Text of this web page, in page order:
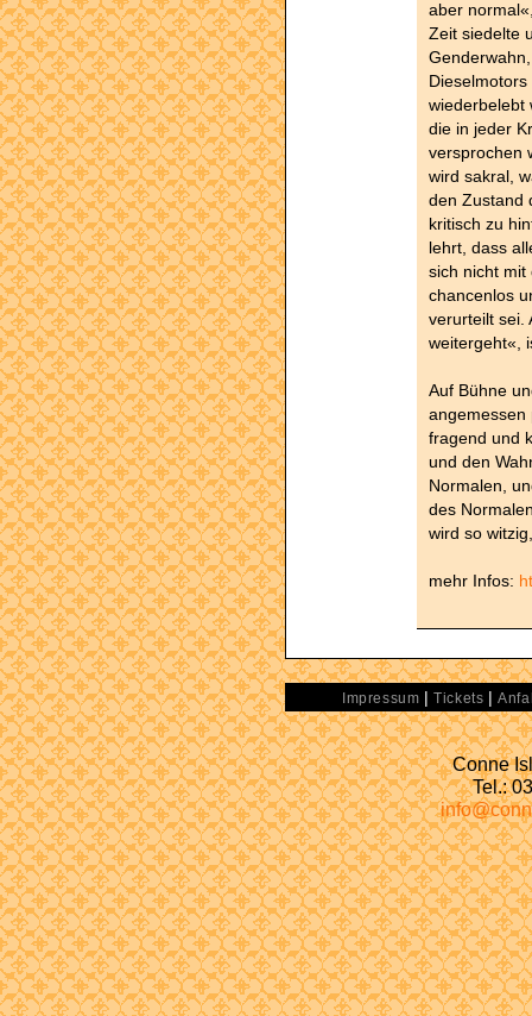
aber
Zeit siedelte
wiederbelebt
die in jeder
versprochen
wird sakral,
den Zustand
kritisch zu
lehrt, dass
sich nicht mit
chancenlos
verurteilt sei.
weitergeht«,
Auf Bühne
angemessen
fragend und
und den
Normalen,
des
wird so
mehr Infos:
Impressum |Tickets |
Conne
Tel.: